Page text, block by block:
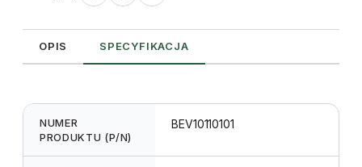
OPIS SPECYFIKACJA
NUMER
PRODUKTU (P/N)
BEV10110101